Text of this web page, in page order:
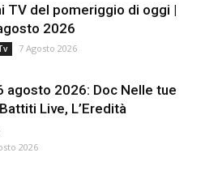
TV del pomeriggio di oggi |
2026
7 Agosto 2026
agosto 2026: Doc Nelle tue
Live, L’Eredità
2026